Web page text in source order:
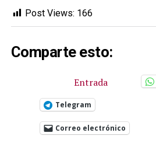
Post Views: 166
Comparte esto:
Entrada
Telegram
Correo electrónico